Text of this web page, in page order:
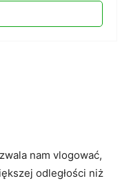
nam vlogować,
odległości niż